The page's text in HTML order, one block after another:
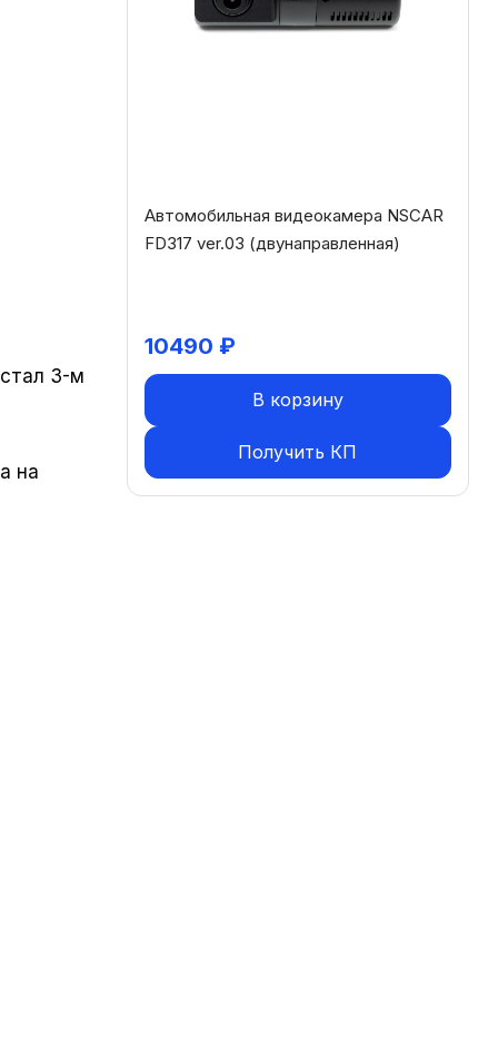
3-м
на
Автомобильная видеокамера NSCAR
FD317 ver.03 (двунаправленная)
10490 ₽
В корзину
Получить КП